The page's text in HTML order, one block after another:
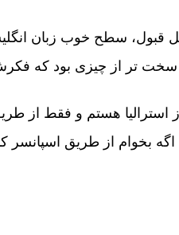
قبول، سطح خوب زبان
سخت تر از چیزی بود که
از استرالیا هستم و فقط از
بخوام از طریق اسپانسر